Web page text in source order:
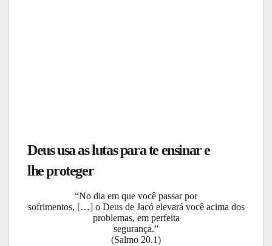
Deus usa as lutas para te ensinar e
lhe proteger
“No dia em que você passar por
sofrimentos, […] o Deus de Jacó elevará você acima dos
problemas, em perfeita
segurança.”
(Salmo 20.1)